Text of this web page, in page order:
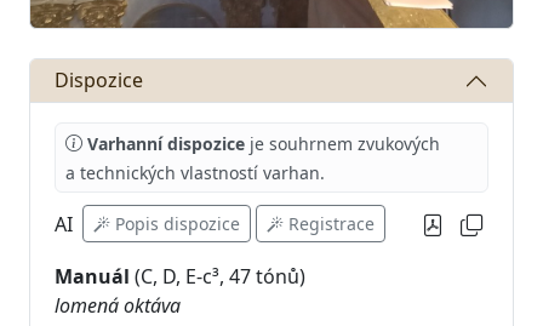
Dispozice
Varhanní dispozice je souhrnem zvukových
a technických vlastností varhan.
AI Popis dispozice Registrace
Manuál
lomená oktáva